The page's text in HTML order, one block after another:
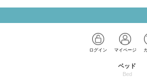
ログイン マイページ
ベッド
Bed